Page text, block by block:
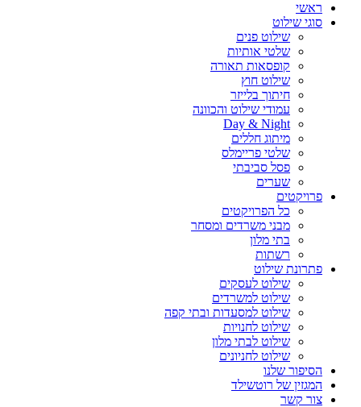
ראשי
סוגי שילוט
שילוט פנים
שלטי אותיות
קופסאות תאורה
שילוט חוץ
חיתוך בלייזר
עמודי שילוט והכוונה
Day & Night
מיתוג חללים
שלטי פריימלס
פסל סביבתי
שערים
פרויקטים
כל הפרויקטים
מבני משרדים ומסחר
בתי מלון
רשתות
פתרונת שילוט
שילוט לעסקים
שילוט למשרדים
שילוט למסעדות ובתי קפה
שילוט לחנויות
שילוט לבתי מלון
שילוט לחניונים
הסיפור שלנו
המגזין של רוטשילד
צור קשר